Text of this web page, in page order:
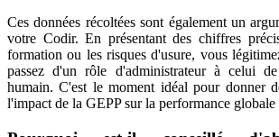
Ces données récoltées sont également un
votre Codir. En présentant des chiffres
formation ou les risques d'usure, vous
passez d'un rôle d'administrateur à celui
humain. C'est le moment idéal pour donner
l'impact de la GEPP sur la performance globale